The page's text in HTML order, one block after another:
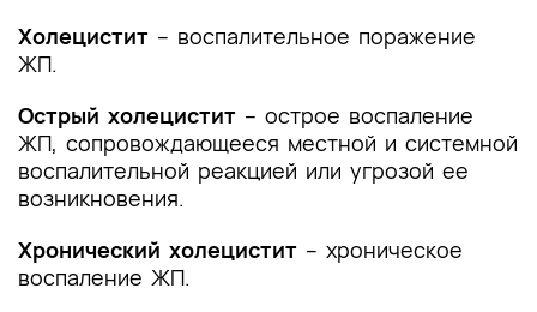
Холецистит – воспалительное поражение
ЖП.
Острый холецистит – острое воспаление
ЖП, сопровождающееся местной и системной
воспалительной реакцией или угрозой ее
возникновения.
Хронический холецистит – хроническое
воспаление ЖП.